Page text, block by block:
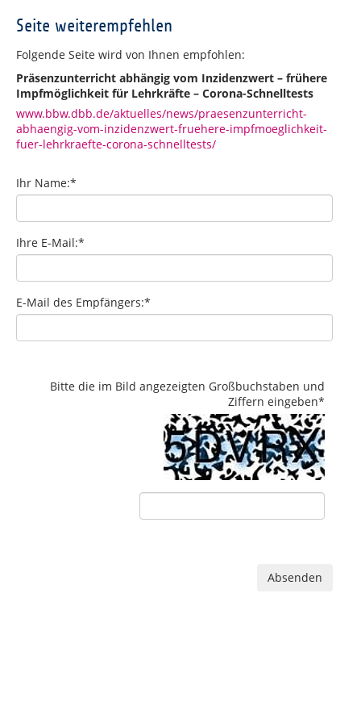
Seite weiterempfehlen
Folgende Seite wird von Ihnen empfohlen:
Präsenzunterricht abhängig vom Inzidenzwert – frühere
Impfmöglichkeit für Lehrkräfte – Corona-Schnelltests
www.bbw.dbb.de/aktuelles/news/praesenzunterricht-
abhaengig-vom-inzidenzwert-fruehere-impfmoeglichkeit-
fuer-lehrkraefte-corona-schnelltests/
Ihr Name:*
Ihre E-Mail:*
E-Mail des Empfängers:*
Bitte die im Bild angezeigten Großbuchstaben und
Ziffern eingeben*
Absenden